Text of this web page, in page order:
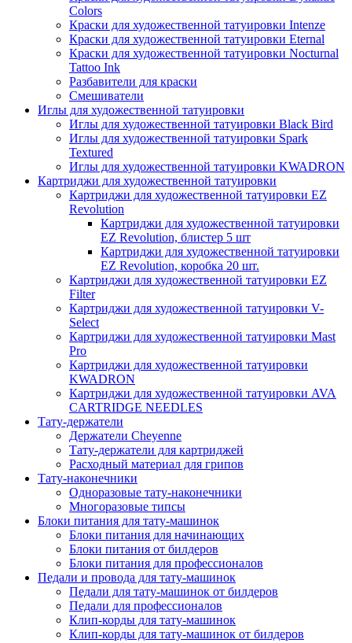
Colors
Краски для художественной татуировки Intenze
Краски для художественной татуировки Eternal
Краски для художественной татуировки Nocturnal
Tattoo Ink
Разбавители для краски
Смешиватели
Иглы для художественной татуировки
Иглы для художественной татуировки Black Bird
Иглы для художественной татуировки Spark
Textured
Иглы для художественной татуировки KWADRON
Картриджи для художественной татуировки
Картриджи для художественной татуировки EZ
Revolution
Картриджи для художественной татуировки
EZ Revolution, блистер 5 шт
Картриджи для художественной татуировки
EZ Revolution, коробка 20 шт.
Картриджи для художественной татуировки EZ
Filter
Картриджи для художественной татуировки V-
Select
Картриджи для художественной татуировки Mast
Pro
Картриджи для художественной татуировки
KWADRON
Картриджи для художественной татуировки AVA
CARTRIDGE NEEDLES
Тату-держатели
Держатели Cheyenne
Тату-держатели для картриджей
Расходный материал для грипов
Тату-наконечники
Одноразовые тату-наконечники
Многоразовые типсы
Блоки питания для тату-машинок
Блоки питания для начинающих
Блоки питания от билдеров
Блоки питания для профессионалов
Педали и провода для тату-машинок
Педали для тату-машинок от билдеров
Педали для профессионалов
Клип-корды для тату-машинок
Клип-корды для тату-машинок от билдеров